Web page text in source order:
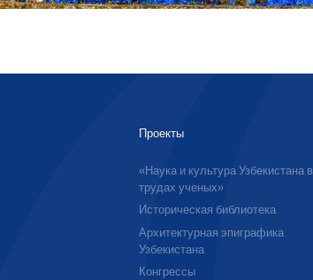
Проекты
«Наука и культура Узбекистана в
трудах ученых»
Историческая библиотека
Архитектурная эпиграфика
Узбекистана
Конгрессы